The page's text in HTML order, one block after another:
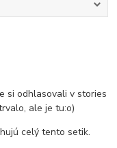
si odhlasovali v stories
ale je tu:o)
celý tento setik.